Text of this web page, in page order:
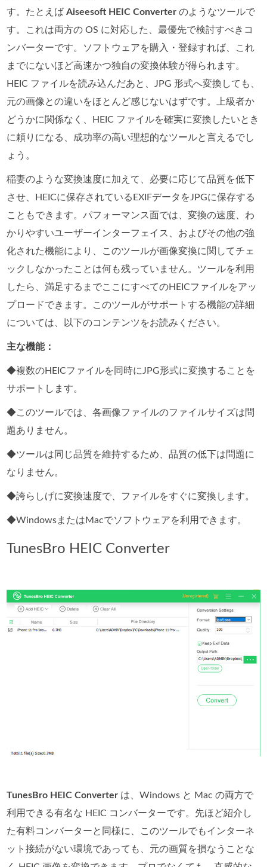
す。たとえばAiseesoft HEIC Converter のようなツールで
す。これは両方の OS に対応した、最優先で検討すべきコ
ンバーターです。ソフトウェアを購入・登録すれば、これ
までにないほど高速かつ独自の変換体験が得られます。
HEIC ファイルを読み込んだあと、JPG 形式へ変換しても、
元の画像との違いをほとんど感じないはずです。上級者か
どうかに関係なく、HEIC ファイルを確実に変換したいとき
に頼りになる、成功率の高い理想的なツールと言えるでし
ょう。
稲妻のような変換速度に加えて、必要に応じて品質を低下
させ、HEICに保存されているEXIFデータをJPGに保存する
こともできます。パフォーマンス面では、変換の速度、わ
かりやすいユーザーインターフェイス、およびその他の強
化された機能により、このツールが画像変換に関してチェ
ックしなかったことは何も残っていません。ツールを利用
したら、満足するまでここにすべてのHEICファイルをアッ
プロードできます。このツールがサポートする機能の詳細
については、以下のコンテンツをお読みください。
主な機能：
◆複数のHEICファイルを同時にJPG形式に変換することを
サポートします。
◆このツールでは、各画像ファイルのファイルサイズは問
題ありません。
◆ツールは同じ品質を維持するため、品質の低下は問題に
なりません。
◆誇らしげに変換速度で、ファイルをすぐに変換します。
◆WindowsまたはMacでソフトウェアを利用できます。
TunesBro HEIC Converter
TunesBro HEIC Converter は、Windows と Mac の両方で
利用できる有名な HEIC コンバーターです。先ほど紹介し
た有料コンバーターと同様に、このツールでもインターネ
ット接続がない環境であっても、元の画質を損なうことな